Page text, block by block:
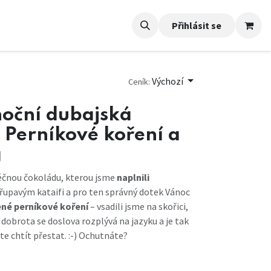
Přihlásit se
Ceník: Výchozí
dubajská
koření a
čokoládu, kterou jsme naplnili
kataifi a pro ten správný dotek Vánoc
perníkové koření– vsadili jsme na skořici,
se doslova rozplývá na jazyku a je tak
chtít přestat. :-) Ochutnáte?